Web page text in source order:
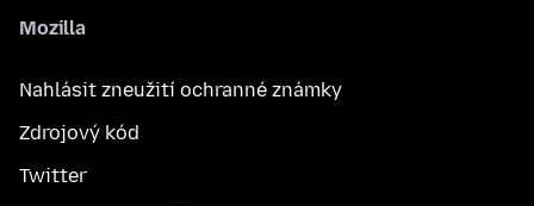
Mozilla
Nahlásit zneužití ochranné známky
Zdrojový kód
Twitter